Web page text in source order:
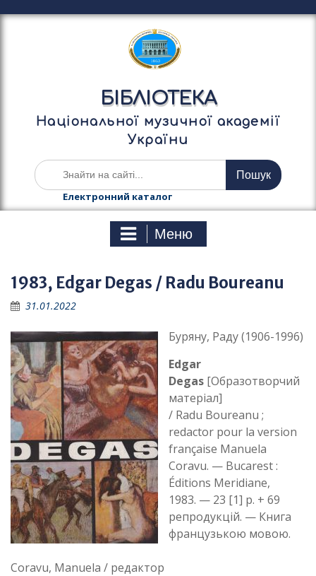
е
у
БІБЛІОТЕКА
Національної музичної академії
України
Ш
у
а
Електронний каталог
Меню
1983, Edgar Degas / Radu Boureanu
31.01.2022
Буряну, Раду (1906-1996)
Edgar
Degas [Образотворчий
матеріал]
/ Radu Boureanu ;
redactor pour la version
française Manuela
Coravu. — Bucarest :
Éditions Meridiane,
1983. — 23 [1] p. + 69
репродукцій. — Книга
французькою мовою.
Coravu, Manuela / редактор